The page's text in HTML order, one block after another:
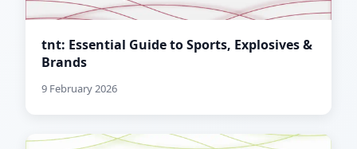
tnt: Essential Guide to Sports, Explosives &
Brands
9 February 2026